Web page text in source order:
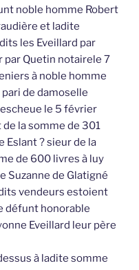
noble homme Robert
et ladite
les Eveillard par
par Quetin notairele 7
à noble homme
de damoselle
le 5 février
la somme de 301
Eslant ? sieur de la
de 600 livres à luy
Suzanne de Glatigné
vendeurs estoient
défunt honorable
Eveillard leur père
à ladite somme